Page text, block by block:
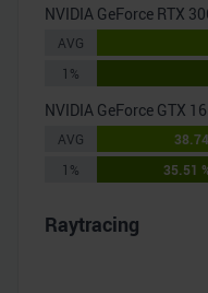
NVIDIA GeForce RTX
AVG
1%
NVIDIA GeForce GTX
AVG
1%
35.51
Raytracing